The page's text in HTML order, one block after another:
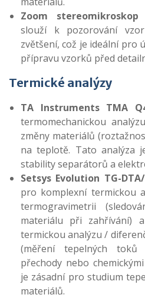
Zoom stereomikroskop
slouží k pozorování
zvětšení, což je ideální pro
přípravu vzorků před
Termické analýzy
TA Instruments TMA
termomechanickou
změny materiálů
na teplotě. Tato analýza
stability separátorů a
Setsys Evolution TG-DTA/
pro komplexní termickou
termogravimetrii
materiálu při zahřívání)
termickou analýzu /
(měření tepelných toků
přechody nebo
je zásadní pro studium
materiálů.